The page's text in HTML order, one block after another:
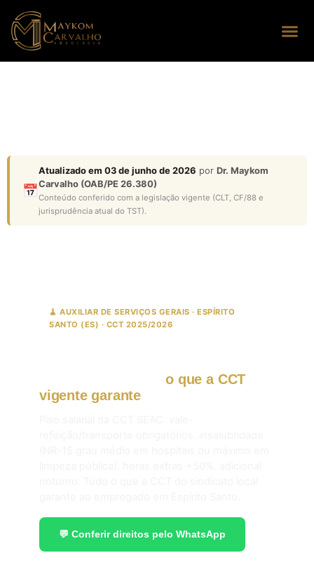
📅
Atualizado em 03 de junho de 2026 por Dr. Maykom
Carvalho (OAB/PE 26.380)
Conteúdo conferido com a legislação vigente (CLT, CF/88 e
jurisprudência atual do TST).
🧹 AUXILIAR DE SERVIÇOS GERAIS · ESPÍRITO
SANTO (ES) · CCT 2025/2026
em Espírito Santo:o que a CCT
vigente garante
💬 Conferir direitos pelo WhatsApp